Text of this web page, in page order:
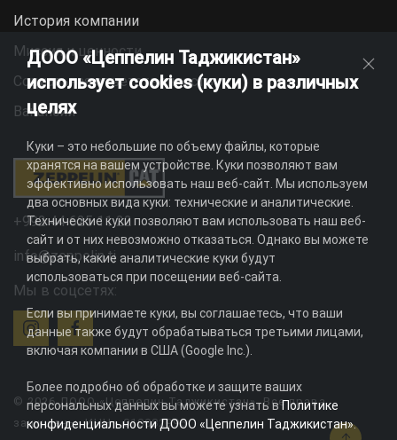
История компании
Миссия и ценности
Социальная ответственность
Вакансии
+992 44 625 11 22
info@zeppelin.tj
Мы в соцсетях:
© 2026 ДООО «Цеппелин Таджикистан». Все права
защищены. ИНН - 010082996
ДООО «Цеппелин Таджикистан»
использует cookies (куки) в различных
целях
Куки – это небольшие по объему файлы, которые
хранятся на вашем устройстве. Куки позволяют вам
эффективно использовать наш веб-сайт. Мы используем
два основных вида куки: технические и аналитические.
Технические куки позволяют вам использовать наш веб-
сайт и от них невозможно отказаться. Однако вы можете
выбрать, какие аналитические куки будут
использоваться при посещении веб-сайта.
Если вы принимаете куки, вы соглашаетесь, что ваши
данные также будут обрабатываться третьими лицами,
включая компании в США (Google Inc.).
Более подробно об обработке и защите ваших
персональных данных вы можете узнать вПолитике
конфиденциальности ДООО «Цеппелин Таджикистан».